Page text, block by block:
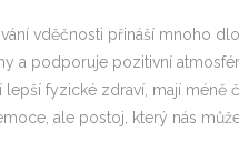
vděčnosti přináší mnoho
a podporuje pozitivní
lepší fyzické zdraví, mají méně
ale postoj, který nás